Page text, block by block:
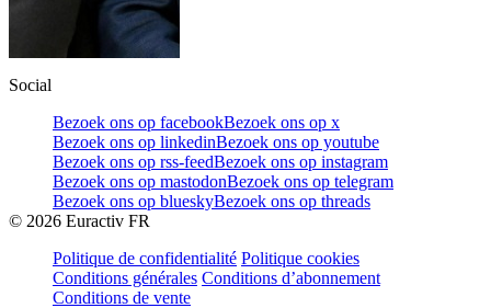
Social
Bezoek ons op facebookBezoek ons op x
Bezoek ons op linkedinBezoek ons op youtube
Bezoek ons op rss-feedBezoek ons op instagram
Bezoek ons op mastodonBezoek ons op telegram
Bezoek ons op blueskyBezoek ons op threads
© 2026 Euractiv FR
Politique de confidentialité Politique cookies
Conditions générales Conditions d’abonnement
Conditions de vente